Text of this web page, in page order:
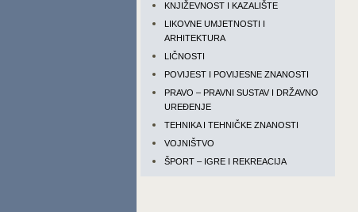
KNJIŽEVNOST I KAZALIŠTE
LIKOVNE UMJETNOSTI I
ARHITEKTURA
LIČNOSTI
POVIJEST I POVIJESNE ZNANOSTI
PRAVO – PRAVNI SUSTAV I DRŽAVNO
UREĐENJE
TEHNIKA I TEHNIČKE ZNANOSTI
VOJNIŠTVO
ŠPORT – IGRE I REKREACIJA